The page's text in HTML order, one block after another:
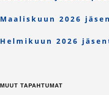
Maaliskuun 2026
Helmikuun 2026
MUUT TAPAHTUMAT